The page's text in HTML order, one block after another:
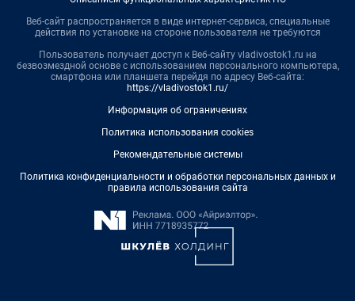
Веб-сайт распространяется в виде интернет-сервиса, специальные
действия по установке на стороне пользователя не требуются
Пользователь получает доступ к Веб-сайту vladivostok1.ru на
безвозмездной основе с использованием персонального компьютера,
смартфона или планшета перейдя по адресу Веб-сайта:
https://vladivostok1.ru/
Информация об ограничениях
Политика использования cookies
Рекомендательные системы
Политика конфиденциальности и обработки персональных данных и
правила использования сайта